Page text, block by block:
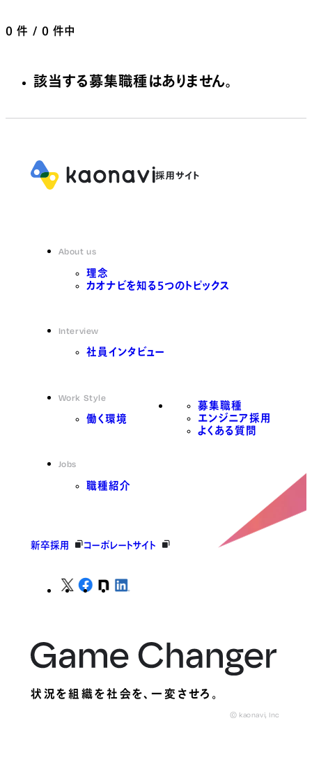
0 件 / 0 件中
該当する募集職種はありません。
About us
理念
カオナビを知る5つのトピックス
Interview
社員インタビュー
Work Style
働く環境
Jobs
職種紹介
募集職種
エンジニア採用
よくある質問
新卒採用 コーポレートサイト
状況を組織を社会を、一変させろ。
© kaonavi, Inc